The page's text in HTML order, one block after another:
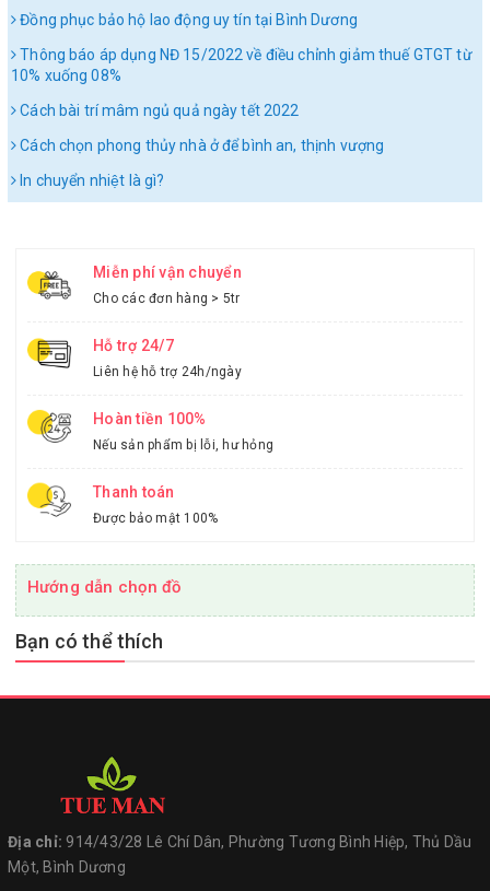
Đồng phục bảo hộ lao động uy tín tại Bình Dương
Thông báo áp dụng NĐ 15/2022 về điều chỉnh giảm thuế GTGT từ
10% xuống 08%
Cách bài trí mâm ngủ quả ngày tết 2022
Cách chọn phong thủy nhà ở để bình an, thịnh vượng
In chuyển nhiệt là gì?
Miễn phí vận chuyển
Cho các đơn hàng > 5tr
Hỗ trợ 24/7
Liên hệ hỗ trợ 24h/ngày
Hoàn tiền 100%
Nếu sản phẩm bị lỗi, hư hỏng
Thanh toán
Được bảo mật 100%
Hướng dẫn chọn đồ
Bạn có thể thích
Địa chỉ: 914/43/28 Lê Chí Dân, Phường Tương Bình Hiệp, Thủ Dầu
Một, Bình Dương